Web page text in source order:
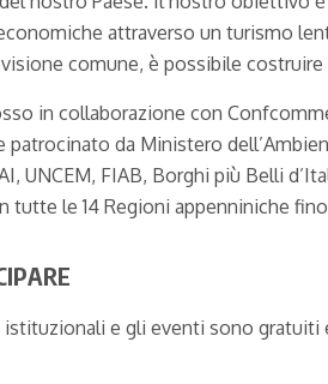
attraverso un turismo
comune, è possibile
in collaborazione con
patrocinato da Ministero
UNCEM, FIAB, Borghi più Belli
tutte le 14 Regioni appenniniche
e gli eventi sono gratuiti